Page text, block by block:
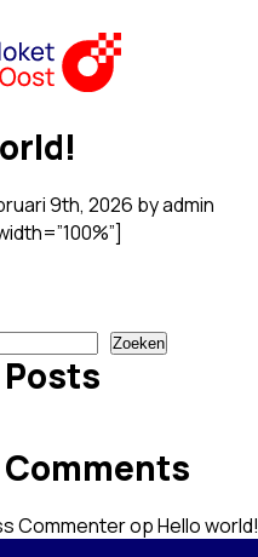
9th, 2026 by admin
Zoeken
CommenteropHello world!